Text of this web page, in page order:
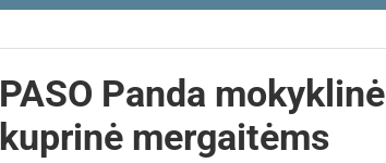
PASO Panda mokyklinė
kuprinė mergaitėms